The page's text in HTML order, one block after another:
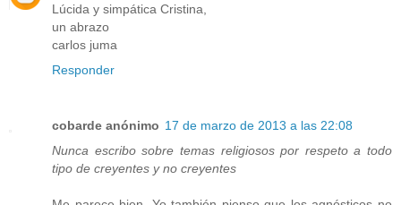
Lúcida y simpática Cristina,
un abrazo
carlos juma
Responder
cobarde anónimo 17 de marzo de 2013 a las 22:08
Nunca escribo sobre temas religiosos por respeto a todo
tipo de creyentes y no creyentes